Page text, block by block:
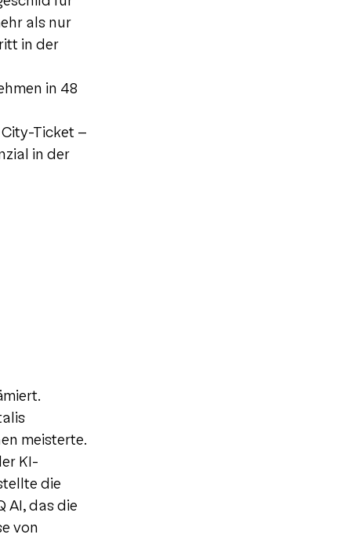
als nur
in der
in 48
Ticket –
in der
meisterte.
KI-
die
AI, das die
von